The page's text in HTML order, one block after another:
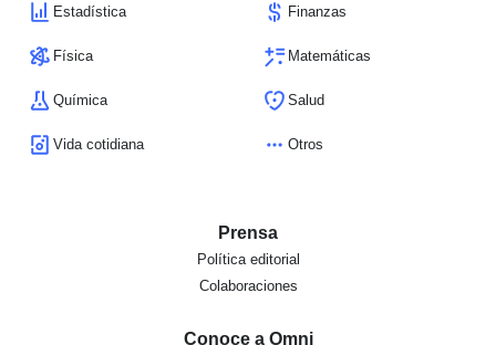
Estadística Finanzas
Física Matemáticas
Química Salud
Vida cotidiana Otros
Prensa
Política editorial
Colaboraciones
Conoce a Omni